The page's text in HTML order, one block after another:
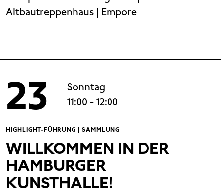
Altbautreppenhaus | Empore
23
Sonntag
11:00 - 12:00
HIGHLIGHT-FÜHRUNG | SAMMLUNG
WILLKOMMEN IN DER
HAMBURGER
KUNSTHALLE!